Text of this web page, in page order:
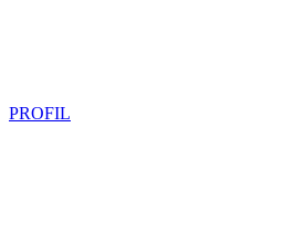
PROFIL